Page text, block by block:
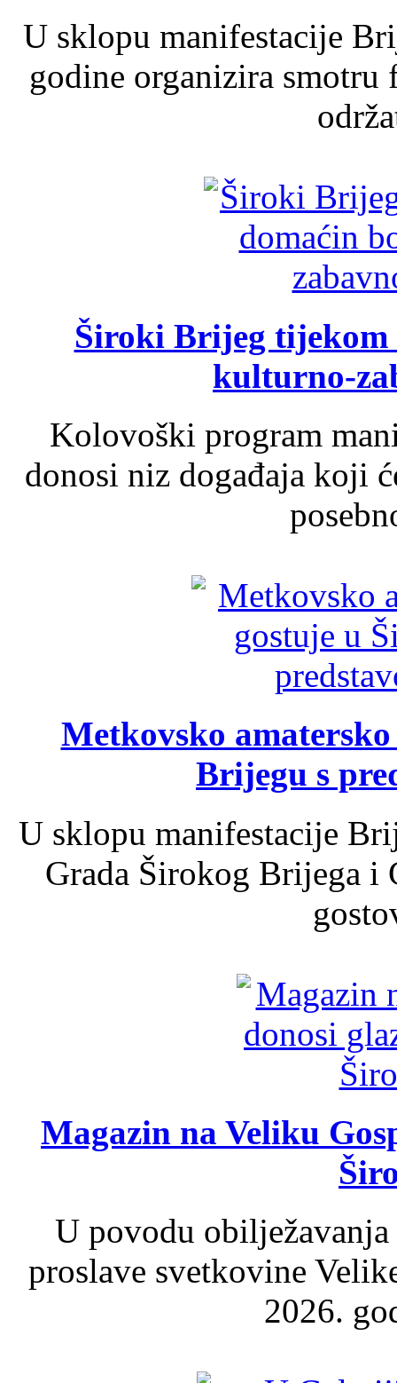
U sklopu manifestacije
godine organizira
Široki Brijeg tijekom
kulturno-
Kolovoški program
donosi niz događaja koji
Metkovsko
Brijegu s
U sklopu manifestacije
Grada Širokog Brijega
Magazin na Veliku
U povodu
proslave svetkovine
2026.